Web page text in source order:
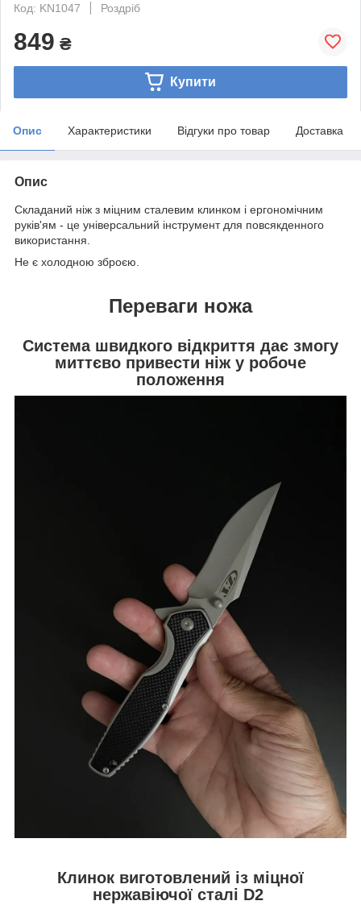
Код: KN1047
Роздріб
849 ₴
Купити
Опис Характеристики Відгуки про товар Доставка
Опис
Складаний ніж з міцним сталевим клинком і ергономічним
руків'ям - це універсальний інструмент для повсякденного
використання.
Не є холодною зброєю.
Переваги ножа
Система швидкого відкриття дає змогу
миттєво привести ніж у робоче
положення
Клинок виготовлений із міцної
нержавіючої сталі D2